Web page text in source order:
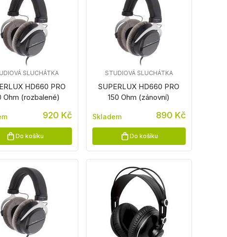
HD660 PRO
Ohm (rozbalené)
SLUCHÁTKA
920 Kč
Do košíku
SUPERLUX HD660 PRO
150 Ohm (zánovní)
STUDIOVÁ SLUCHÁTKA
Skladem 890 Kč
Do košíku